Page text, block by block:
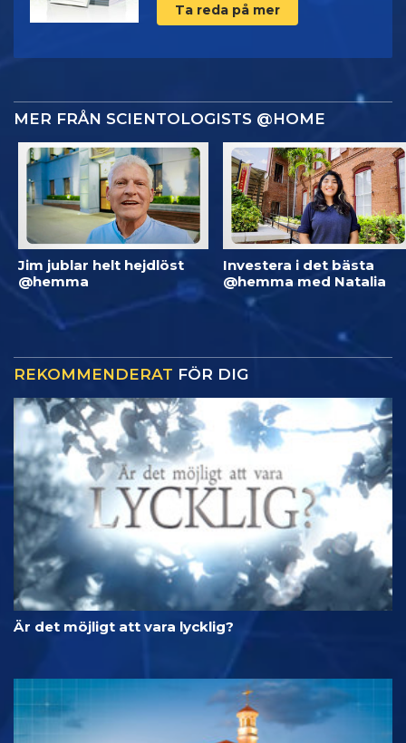
Ta reda på mer
MER FRÅN SCIENTOLOGISTS @HOME
Jim jublar helt hejdlöst
@hemma
Investera i det bästa
@hemma med Natalia
REKOMMENDERAT FÖR DIG
Är det möjligt att vara lycklig?